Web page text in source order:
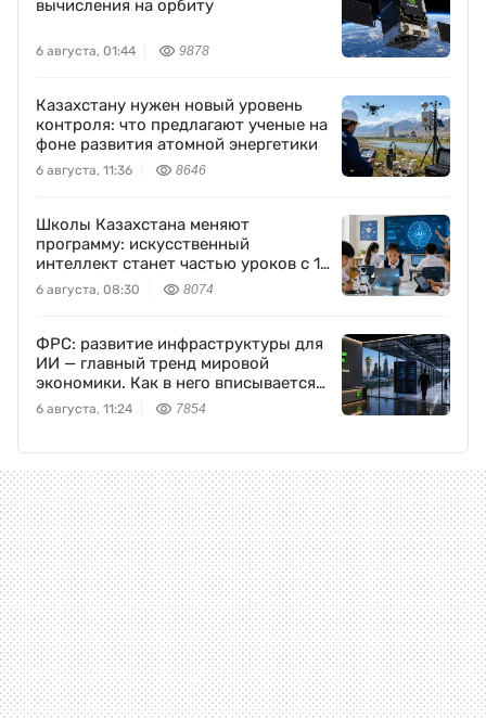
вычисления на орбиту
6 августа, 01:44 9878
Казахстану нужен новый уровень
контроля: что предлагают ученые на
фоне развития атомной энергетики
6 августа, 11:36 8646
Школы Казахстана меняют
программу: искусственный
интеллект станет частью уроков с 1
класса
6 августа, 08:30 8074
ФРС: развитие инфраструктуры для
ИИ — главный тренд мировой
экономики. Как в него вписывается
Freedom Holding Corp.
6 августа, 11:24 7854